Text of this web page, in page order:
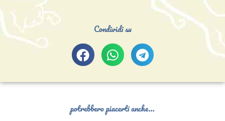
Condividi su
potrebbero piacerti anche...